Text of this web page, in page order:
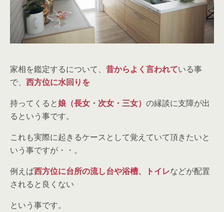
家相を鑑定するについて、 昔からよく言われている事
で、 西方位に水回りを
持ってくると娘（長女・次女・三女） の縁談に支障が出
るという事です。
これも実際に起きるケースとして覚えていて頂きたいと
いう事ですが・・。
例えば西方位に台所の流し台や浴槽、トイレなどが配置
されると良くない
という事です。